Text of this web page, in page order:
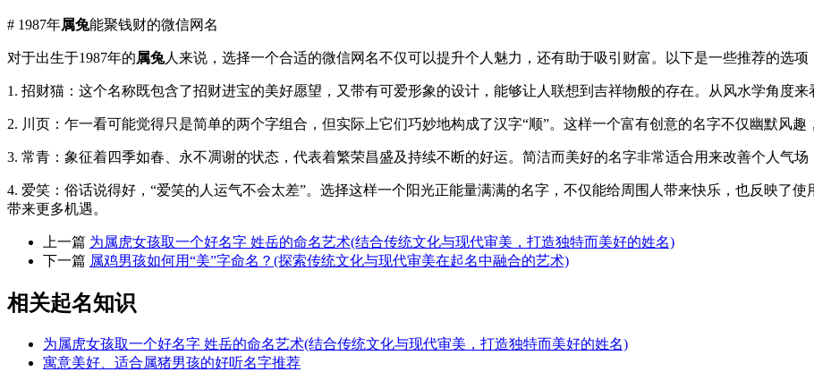
# 1987年属兔能聚钱财的微信网名
对于出生于1987年的属兔人来说，选择一个合适的微信网名不仅可以提升个人魅力，还有助于吸引财富。以下是一些推荐的选项
1. 招财猫：这个名称既包含了招财进宝的美好愿望，又带有可爱形象的设计，能够让人联想到吉祥物般的存在。从风水学角度来
2. 川页：乍一看可能觉得只是简单的两个字组合，但实际上它们巧妙地构成了汉字“顺”。这样一个富有创意的名字不仅幽默风趣
3. 常青：象征着四季如春、永不凋谢的状态，代表着繁荣昌盛及持续不断的好运。简洁而美好的名字非常适合用来改善个人气场
4. 爱笑：俗话说得好，“爱笑的人运气不会太差”。选择这样一个阳光正能量满满的名字，不仅能给周围人带来快乐，也反映了
带来更多机遇。
上一篇 为属虎女孩取一个好名字 姓岳的命名艺术(结合传统文化与现代审美，打造独特而美好的姓名)
下一篇 属鸡男孩如何用“美”字命名？(探索传统文化与现代审美在起名中融合的艺术)
相关起名知识
为属虎女孩取一个好名字 姓岳的命名艺术(结合传统文化与现代审美，打造独特而美好的姓名)
寓意美好、适合属猪男孩的好听名字推荐